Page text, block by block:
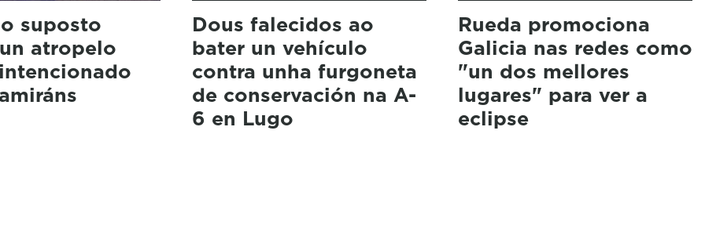
suposto
atropelo
Dous falecidos ao
bater un vehículo
contra unha furgoneta
de conservación na A-
6 en Lugo
Rueda promociona
Galicia nas redes como
"un dos mellores
lugares" para ver a
eclipse